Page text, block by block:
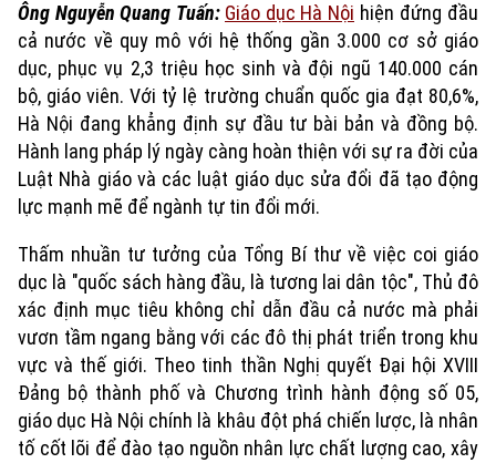
Ông Nguyễn Quang Tuấn: Giáo dục Hà Nội hiện đứng đầu
cả nước về quy mô với hệ thống gần 3.000 cơ sở giáo
dục, phục vụ 2,3 triệu học sinh và đội ngũ 140.000 cán
bộ, giáo viên. Với tỷ lệ trường chuẩn quốc gia đạt 80,6%,
Hà Nội đang khẳng định sự đầu tư bài bản và đồng bộ.
Hành lang pháp lý ngày càng hoàn thiện với sự ra đời của
Luật Nhà giáo và các luật giáo dục sửa đổi đã tạo động
lực mạnh mẽ để ngành tự tin đổi mới.
Thấm nhuần tư tưởng của Tổng Bí thư về việc coi giáo
dục là "quốc sách hàng đầu, là tương lai dân tộc", Thủ đô
xác định mục tiêu không chỉ dẫn đầu cả nước mà phải
vươn tầm ngang bằng với các đô thị phát triển trong khu
vực và thế giới. Theo tinh thần Nghị quyết Đại hội XVIII
Đảng bộ thành phố và Chương trình hành động số 05,
giáo dục Hà Nội chính là khâu đột phá chiến lược, là nhân
tố cốt lõi để đào tạo nguồn nhân lực chất lượng cao, xây